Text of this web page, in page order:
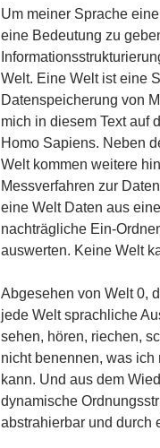
Um meiner Sprache
eine Bedeutung zu
Welt. Eine Welt ist eine
Datenspeicherung von
mich in diesem Text auf
Homo Sapiens. Neben
Welt kommen weitere
Messverfahren zur
eine Welt Daten aus
nachträgliche Ein-
auswerten. Keine Welt
Abgesehen von Welt 0,
jede Welt sprachliche
sehen, hören, riechen,
nicht benennen, was ich
kann. Und aus dem
dynamische
abstrahierbar und durch